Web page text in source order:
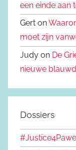
een einde aan
Gert on
moet zijn
Judy on De
nieuwe
Dossiers